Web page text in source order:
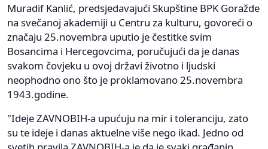
Muradif Kanlić, predsjedavajući Skupštine BPK Goražde
na svečanoj akademiji u Centru za kulturu, govoreći o
značaju 25.novembra uputio je čestitke svim
Bosancima i Hercegovcima, poručujući da je danas
svakom čovjeku u ovoj državi životno i ljudski
neophodno ono što je proklamovano 25.novembra
1943.godine.
"Ideje ZAVNOBIH-a upućuju na mir i toleranciju, zato
su te ideje i danas aktuelne više nego ikad. Jedno od